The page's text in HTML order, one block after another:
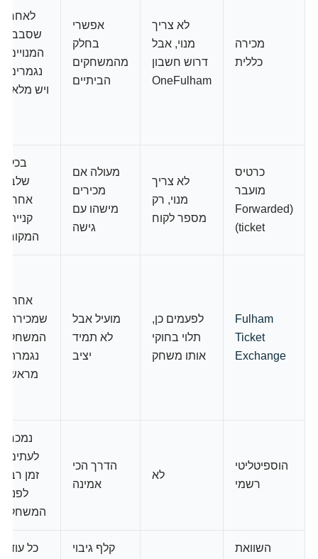
מכירה
כללית
לא צריך
מנוי, אבל
דרוש חשבון
OneFulham
אפשרי
בחלק
מהמשחקים
הביתיים
לאחר
שסבבי
המנויים
נגמרים
ויש מלאי
כרטיס
מועבר
(Forwarded
ticket)
לא צריך
מנוי, רק
מספר לקוח
מעולה אם
מכירים
מישהו עם
גישה
בכל
שלב
אחרי
קניית
המקור
Fulham
Ticket
Exchange
לפעמים כן,
תלוי בחוקי
אותו משחק
מועיל אבל
לא תמיד
יציב
אחרי
שמכירת
המשחק
נגמרה
מראש
הוספיטליטי
רשמי
לא
הדרך הכי
אמינה
נמכר
לעתים
זמן רב
לפני
המשחק
השוואת
קלף גיבוי
כל עוד